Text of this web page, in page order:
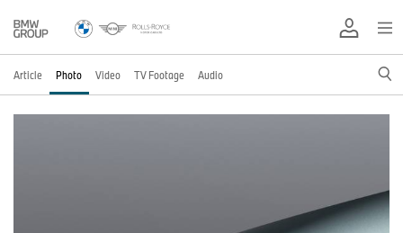
Article Photo Video TV Footage Audio